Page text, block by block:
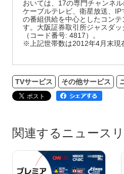
おいては、17の専門チャンネル
ケーブルテレビ、衛星放送、
の番組供給を中心としたコン
す。大阪証券取引所ジャスダ
（コード番号: 4817）。
※上記世帯数は2012年4月末現
TVサービス その他サービス
関連するニュース